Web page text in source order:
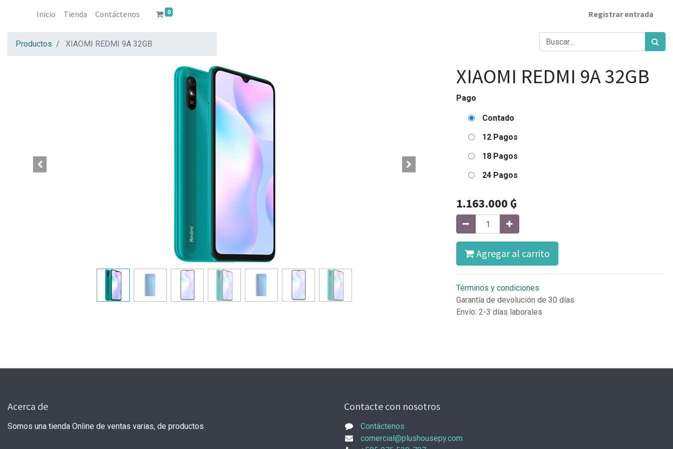
Inicio Tienda Contáctenos 0 Registrar entrada
Productos XIAOMI REDMI 9A 32GB
XIAOMI REDMI 9A 32GB
Pago
Contado
12 Pagos
18 Pagos
24 Pagos
1.163.000 ₲
Agregar al carrito
Términos y condiciones
Garantía de devolución de 30 días
Envío: 2-3 días laborales
Acerca de
Somos una tienda Online de ventas varias, de productos
Contacte con nosotros
Contáctenos
comercial@plushousepy.com